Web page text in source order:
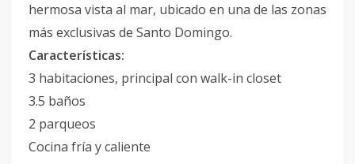
hermosa vista al mar, ubicado en una de las zonas
más exclusivas de Santo Domingo.
Características:
3 habitaciones, principal con walk-in closet
3.5 baños
2 parqueos
Cocina fría y caliente